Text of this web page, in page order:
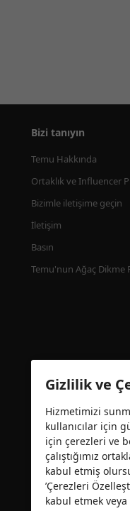
Bizi tanıyın
Temu Hakkında
Ortaklık ve Influencer
Bizimle iletişime geçin
İletişim
Basın
Temu'nun Ağaç Dikme
Güvenlik sertifikası
Gizlilik ve
Hizmetimizi
kullanıcılar için
için çerezleri ve
çalıştığımız
kabul etmiş
’Çerezleri
kabul etmek